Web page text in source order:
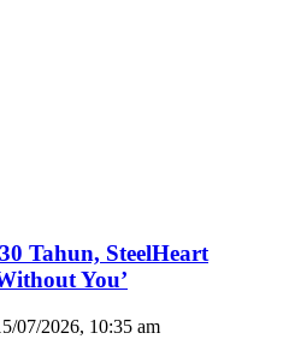
Tahun, SteelHeart
You’
07/2026, 10:35 am